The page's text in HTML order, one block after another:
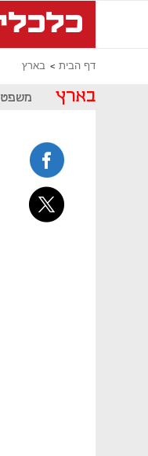
דף הבית בארץ
בארץ משפט